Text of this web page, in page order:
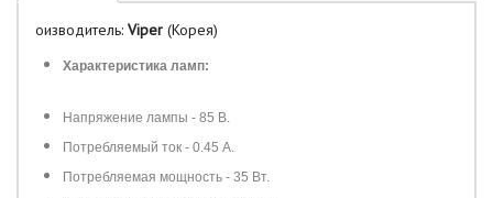
оизводитель: Viper (Корея)
Характеристика ламп:
Напряжение лампы - 85 В.
Потребляемый ток - 0.45 А.
Потребляемая мощность - 35 Вт.